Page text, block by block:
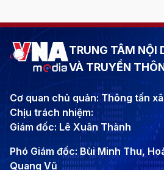
TRUNG TÂM NỘI
VÀ TRUYỀN
Cơ quan chủ quản: Thông tấn
Chịu trách nhiệm:
Giám đốc: Lê Xuân Thành
Phó Giám đốc: Bùi Minh Thu,
Quang Vũ